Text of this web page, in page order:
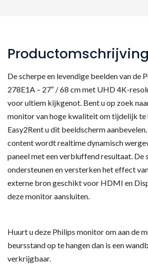
Productomschrijving
De scherpe en levendige beelden van de
278E1A – 27″ / 68 cm met UHD 4K-
voor ultiem kijkgenot. Bent u op zoek
monitor van hoge kwaliteit om tijdelijk te
Easy2Rent u dit beeldscherm
content wordt realtime dynamisch
paneel met een verbluffend resultaat. De
ondersteunen en versterken het effect
externe bron geschikt voor HDMI en
deze monitor aansluiten.
Huurt u deze Philips monitor om aan de
beursstand op te hangen dan is een
verkrijgbaar.